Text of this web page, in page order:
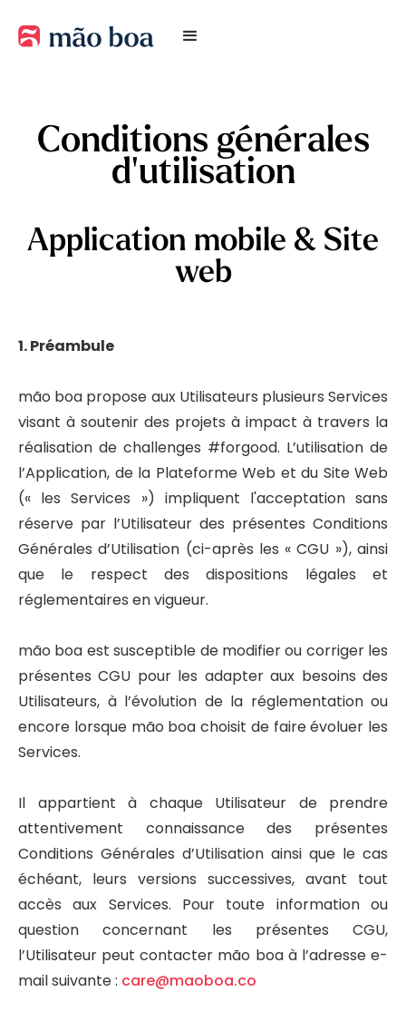
Conditions générales
d'utilisation
Application mobile & Site
web
1. Préambule
mão boa propose aux Utilisateurs plusieurs Services
visant à soutenir des projets à impact à travers la
réalisation de challenges #forgood. L’utilisation de
l’Application, de la Plateforme Web et du Site Web
(« les Services ») impliquent l'acceptation sans
réserve par l’Utilisateur des présentes Conditions
Générales d’Utilisation (ci-après les « CGU »), ainsi
que le respect des dispositions légales et
réglementaires en vigueur.
mão boa est susceptible de modifier ou corriger les
présentes CGU pour les adapter aux besoins des
Utilisateurs, à l’évolution de la réglementation ou
encore lorsque mão boa choisit de faire évoluer les
Services.
Il appartient à chaque Utilisateur de prendre
attentivement connaissance des présentes
Conditions Générales d’Utilisation ainsi que le cas
échéant, leurs versions successives, avant tout
accès aux Services. Pour toute information ou
question concernant les présentes CGU,
l’Utilisateur peut contacter mão boa à l’adresse e-
mail suivante : care@maoboa.co